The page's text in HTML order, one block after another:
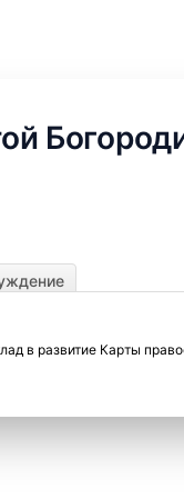
в развитие Карты